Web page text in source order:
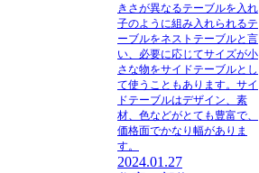
きさが異なるテーブルを入れ
子のように組み入れられるテ
ーブルをネストテーブルと言
い、必要に応じてサイズが小
さな物をサイドテーブルとし
て使うこともあります。サイ
ドテーブルはデザイン、素
材、色などがとても豊富で、
価格面でかなり幅がありま
す。
2024.01.27